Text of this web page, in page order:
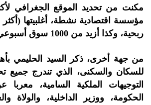
ربحية، وكذا أزيد من 1000 سوق أسبوعي نشط.
من جهة أخرى، ذكر السيد الحليمي
للسكان والسكنى، الذي تندرج جميع
التوجيهات الملكية السامية، معربا
الحكومة، ووزير الداخلية، والولاة